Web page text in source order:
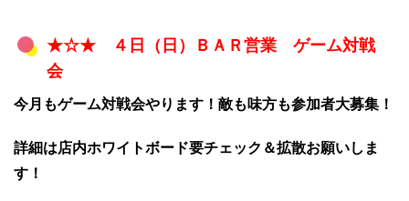
★☆★ ４日（日）ＢＡＲ営業 ゲーム対戦
会
今月もゲーム対戦会やります！敵も味方も参加者大募集！
詳細は店内ホワイトボード要チェック＆拡散お願いしま
す！